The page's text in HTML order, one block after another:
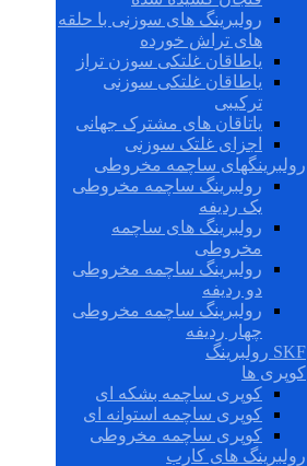
رولبرینگ های سوزنی با حلقه
های تراش خورده
یاطاقان غلتکی سوزن تراز
یاطاقان غلتکی سوزنی
ترکیبی
یاتاقان های مشترک جهانی
اجزای غلتک سوزنی
رولبرینگهای ساچمه مخروطی
رولبرینگ ساچمه مخروطی
یک ردیفه
رولبرینگ های ساچمه
مخروطی
رولبرینگ ساچمه مخروطی
دو ردیفه
رولبرینگ ساچمه مخروطی
چهار ردیفه
SKF رولبرینگ
کوپری ها
کوپری ساچمه بشکه ای
کوپری ساچمه استوانه ای
کوپری ساچمه مخروطی
رولبرینگ های کارب